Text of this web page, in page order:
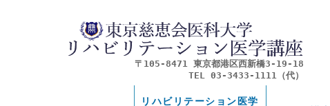
〒105-8471 東京都港区西新橋3-19-18
TEL 03-3433-1111（代）
リハビリテーション医学